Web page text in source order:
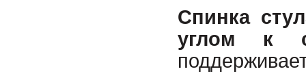
Спинка
углом к